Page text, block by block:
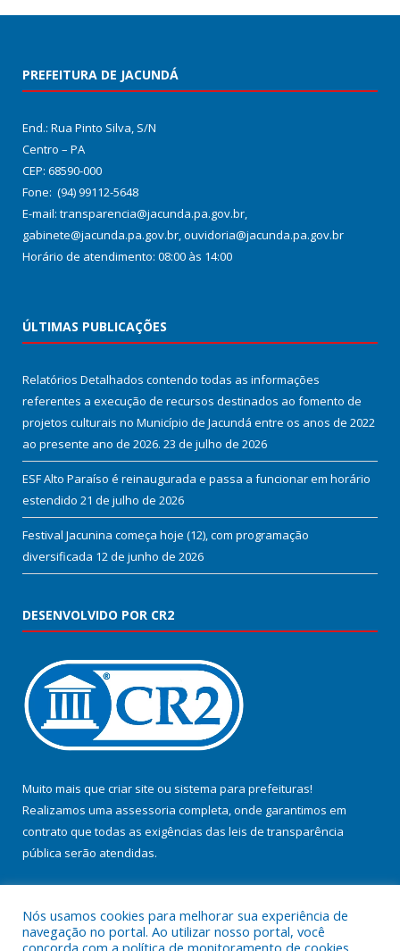
PREFEITURA DE JACUNDÁ
End.: Rua Pinto Silva, S/N
Centro – PA
CEP: 68590-000
Fone: (94) 99112-5648
E-mail: transparencia@jacunda.pa.gov.br,
gabinete@jacunda.pa.gov.br, ouvidoria@jacunda.pa.gov.br
Horário de atendimento: 08:00 às 14:00
ÚLTIMAS PUBLICAÇÕES
Relatórios Detalhados contendo todas as informações
referentes a execução de recursos destinados ao fomento de
projetos culturais no Município de Jacundá entre os anos de 2022
ao presente ano de 2026. 23 de julho de 2026
ESF Alto Paraíso é reinaugurada e passa a funcionar em horário
estendido 21 de julho de 2026
Festival Jacunina começa hoje (12), com programação
diversificada 12 de junho de 2026
DESENVOLVIDO POR CR2
Muito mais que criar site ou sistema para prefeituras!
Realizamos uma assessoria completa, onde garantimos em
contrato que todas as exigências das leis de transparência
pública serão atendidas.
Nós usamos cookies para melhorar sua experiência de
navegação no portal. Ao utilizar nosso portal, você
concorda com a política de monitoramento de cookies.